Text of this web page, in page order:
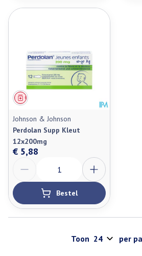
Geneesmiddel
Johnson & Johnson
Perdolan Supp Kleut
12x200mg
€ 5,88
Bestel
Toon per